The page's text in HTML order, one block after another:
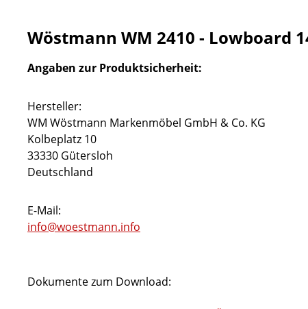
Wöstmann WM 2410 - Lowboard
Angaben zur Produktsicherheit:
Hersteller:
WM Wöstmann Markenmöbel GmbH & Co. KG
Kolbeplatz 10
33330 Gütersloh
Deutschland
E-Mail:
info@woestmann.info
Dokumente zum Download: